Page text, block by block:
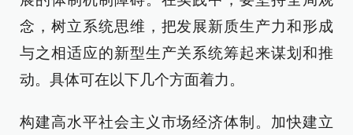
念，树立系统思维，把发展新质生产力和形成
与之相适应的新型生产关系统筹起来谋划和推
动。具体可在以下几个方面着力。
构建高水平社会主义市场经济体制。加快建立